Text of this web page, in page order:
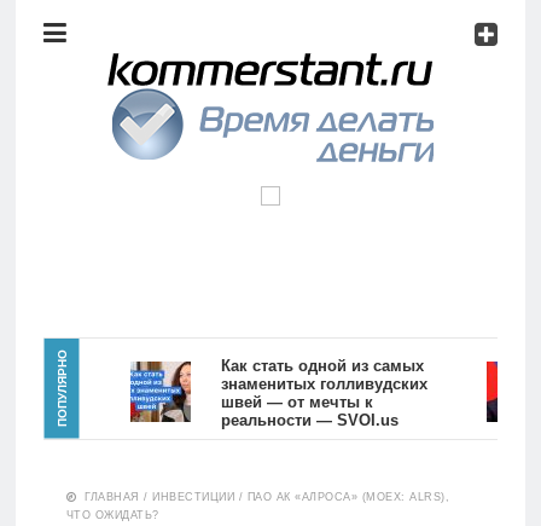
анализ
Видео
Сделано
Главная
Новости
Аналитика
ПОПУЛЯРНО
Как стать одной из самых
знаменитых голливудских
швей — от мечты к
реальности — SVOI.us
10551
ГЛАВНАЯ / ИНВЕСТИЦИИ / ПАО АК «АЛРОСА» (MOEX: ALRS),
ЧТО ОЖИДАТЬ?